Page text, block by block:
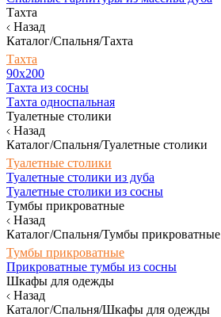
Тахта
Назад
Каталог/Спальня/Тахта
Тахта
90х200
Тахта из сосны
Тахта односпальная
Туалетные столики
Назад
Каталог/Спальня/Туалетные столики
Туалетные столики
Туалетные столики из дуба
Туалетные столики из сосны
Тумбы прикроватные
Назад
Каталог/Спальня/Тумбы прикроватные
Тумбы прикроватные
Прикроватные тумбы из сосны
Шкафы для одежды
Назад
Каталог/Спальня/Шкафы для одежды